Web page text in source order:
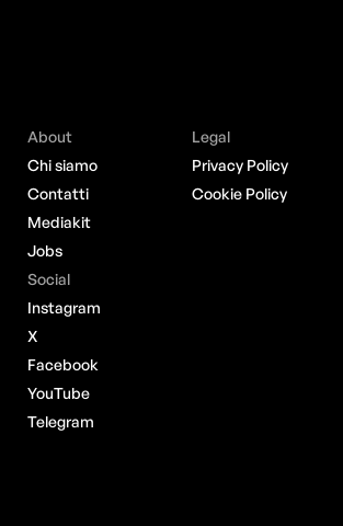
About
Chi siamo
Contatti
Mediakit
Jobs
Social
Instagram
X
Facebook
YouTube
Telegram
Legal
Privacy Policy
Cookie Policy